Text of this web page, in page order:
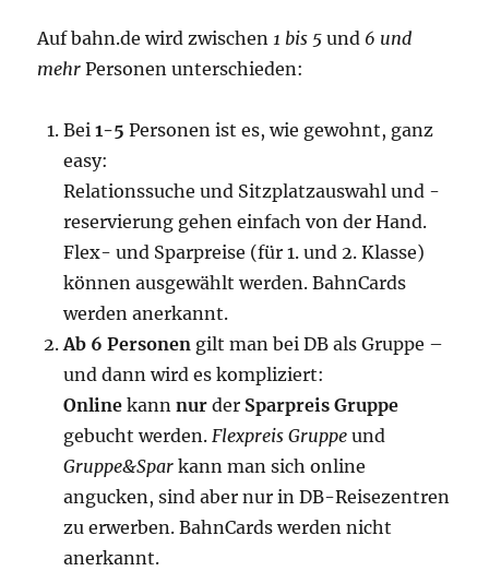
Auf bahn.de wird zwischen1 bis 5 und 6 und
mehr Personen unterschieden:
Bei1-5 Personen ist es, wie gewohnt, ganz
easy:
Relationssuche und Sitzplatzauswahl und -
reservierung gehen einfach von der Hand.
Flex- und Sparpreise (für 1. und 2. Klasse)
können ausgewählt werden. BahnCards
werden anerkannt.
Ab 6 Personen gilt man bei DB als Gruppe –
und dann wird es kompliziert:
Online kannnur der Sparpreis Gruppe
gebucht werden.Flexpreis Gruppe und
Gruppe&Spar kann man sich online
angucken, sind aber nur in DB-Reisezentren
zu erwerben. BahnCards werden nicht
anerkannt.